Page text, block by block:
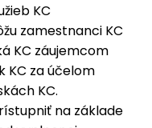
KC
zamestnanci KC
KC záujemcom
KC za účelom
KC.
na základe